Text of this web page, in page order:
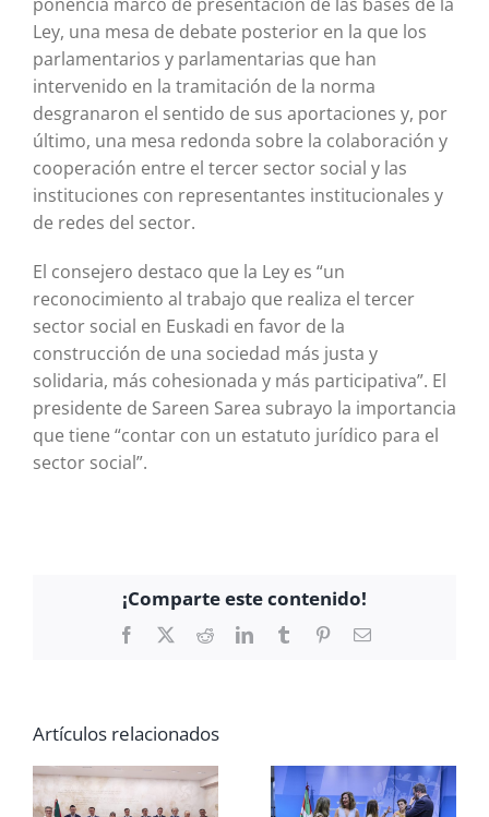
Ley, una mesa de debate posterior en la que los
parlamentarios y parlamentarias que han
intervenido en la tramitación de la norma
desgranaron el sentido de sus aportaciones y, por
último, una mesa redonda sobre la colaboración y
cooperación entre el tercer sector social y las
instituciones con representantes institucionales y
de redes del sector.
El consejero destaco que la Ley es “un
reconocimiento al trabajo que realiza el tercer
sector social en Euskadi en favor de la
construcción de una sociedad más justa y
solidaria, más cohesionada y más participativa”. El
presidente de Sareen Sarea subrayo la importancia
que tiene “contar con un estatuto jurídico para el
sector social”.
¡Comparte este contenido!
Facebook RedditLinkedInTumblr PinterestCorreo
Artículos relacionados